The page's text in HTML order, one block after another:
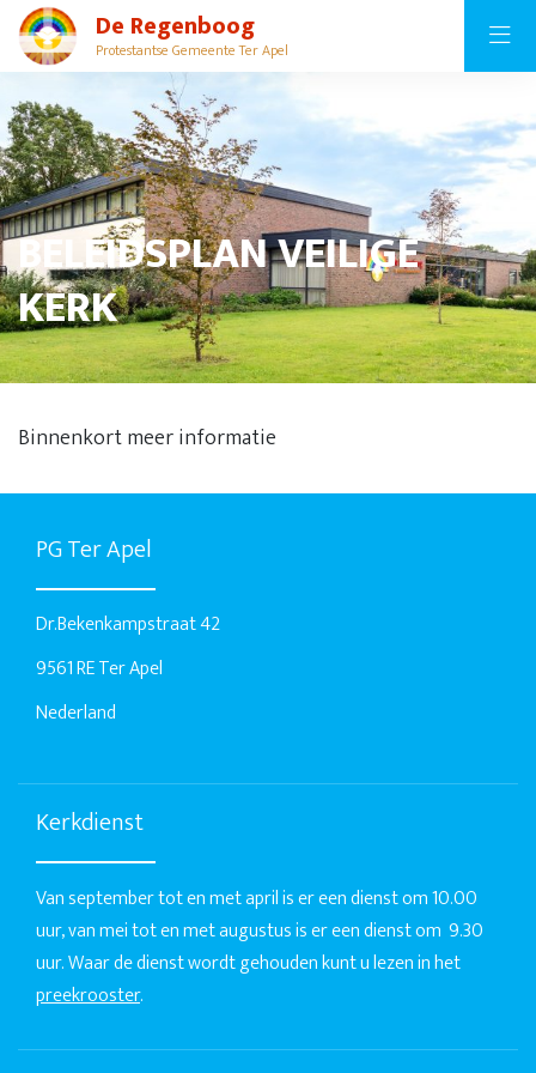
De Regenboog
Protestantse Gemeente Ter Apel
BELEIDSPLAN VEILIGE
KERK
Binnenkort meer informatie
PG Ter Apel
Dr.Bekenkampstraat 42
9561 RE Ter Apel
Nederland
Kerkdienst
Van september tot en met april is er een dienst om 10.00
uur, van mei tot en met augustus is er een dienst om 9.30
uur. Waar de dienst wordt gehouden kunt u lezen in het
preekrooster.